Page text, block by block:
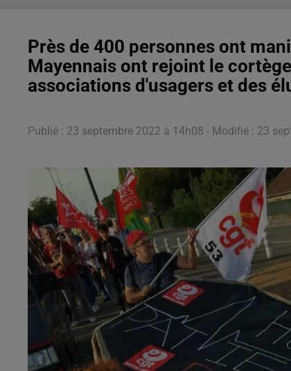
Près de 400 personnes ont
Mayennais ont rejoint le
associations d'usagers et des
Publié : 23 septembre 2022 à 14h08 - Modifié : 23